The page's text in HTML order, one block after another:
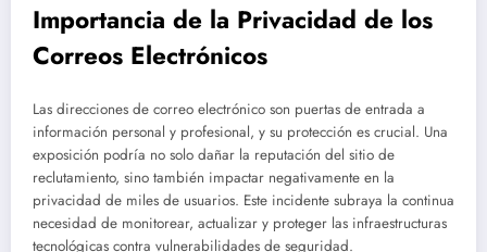
Importancia de la Privacidad de los
Correos Electrónicos
Las direcciones de correo electrónico son puertas de entrada a
información personal y profesional, y su protección es crucial. Una
exposición podría no solo dañar la reputación del sitio de
reclutamiento, sino también impactar negativamente en la
privacidad de miles de usuarios. Este incidente subraya la continua
necesidad de monitorear, actualizar y proteger las infraestructuras
tecnológicas contra vulnerabilidades de seguridad.